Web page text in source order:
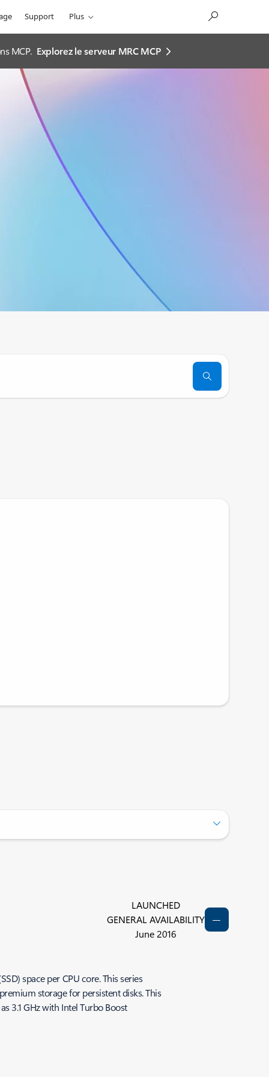
Support Plus
MCP. Explorez le serveur MRC MCP
LAUNCHED
GENERAL AVAILABILITY
June 2016
space per CPU core. This series
storage for persistent disks. This
3.1 GHz with Intel Turbo Boost